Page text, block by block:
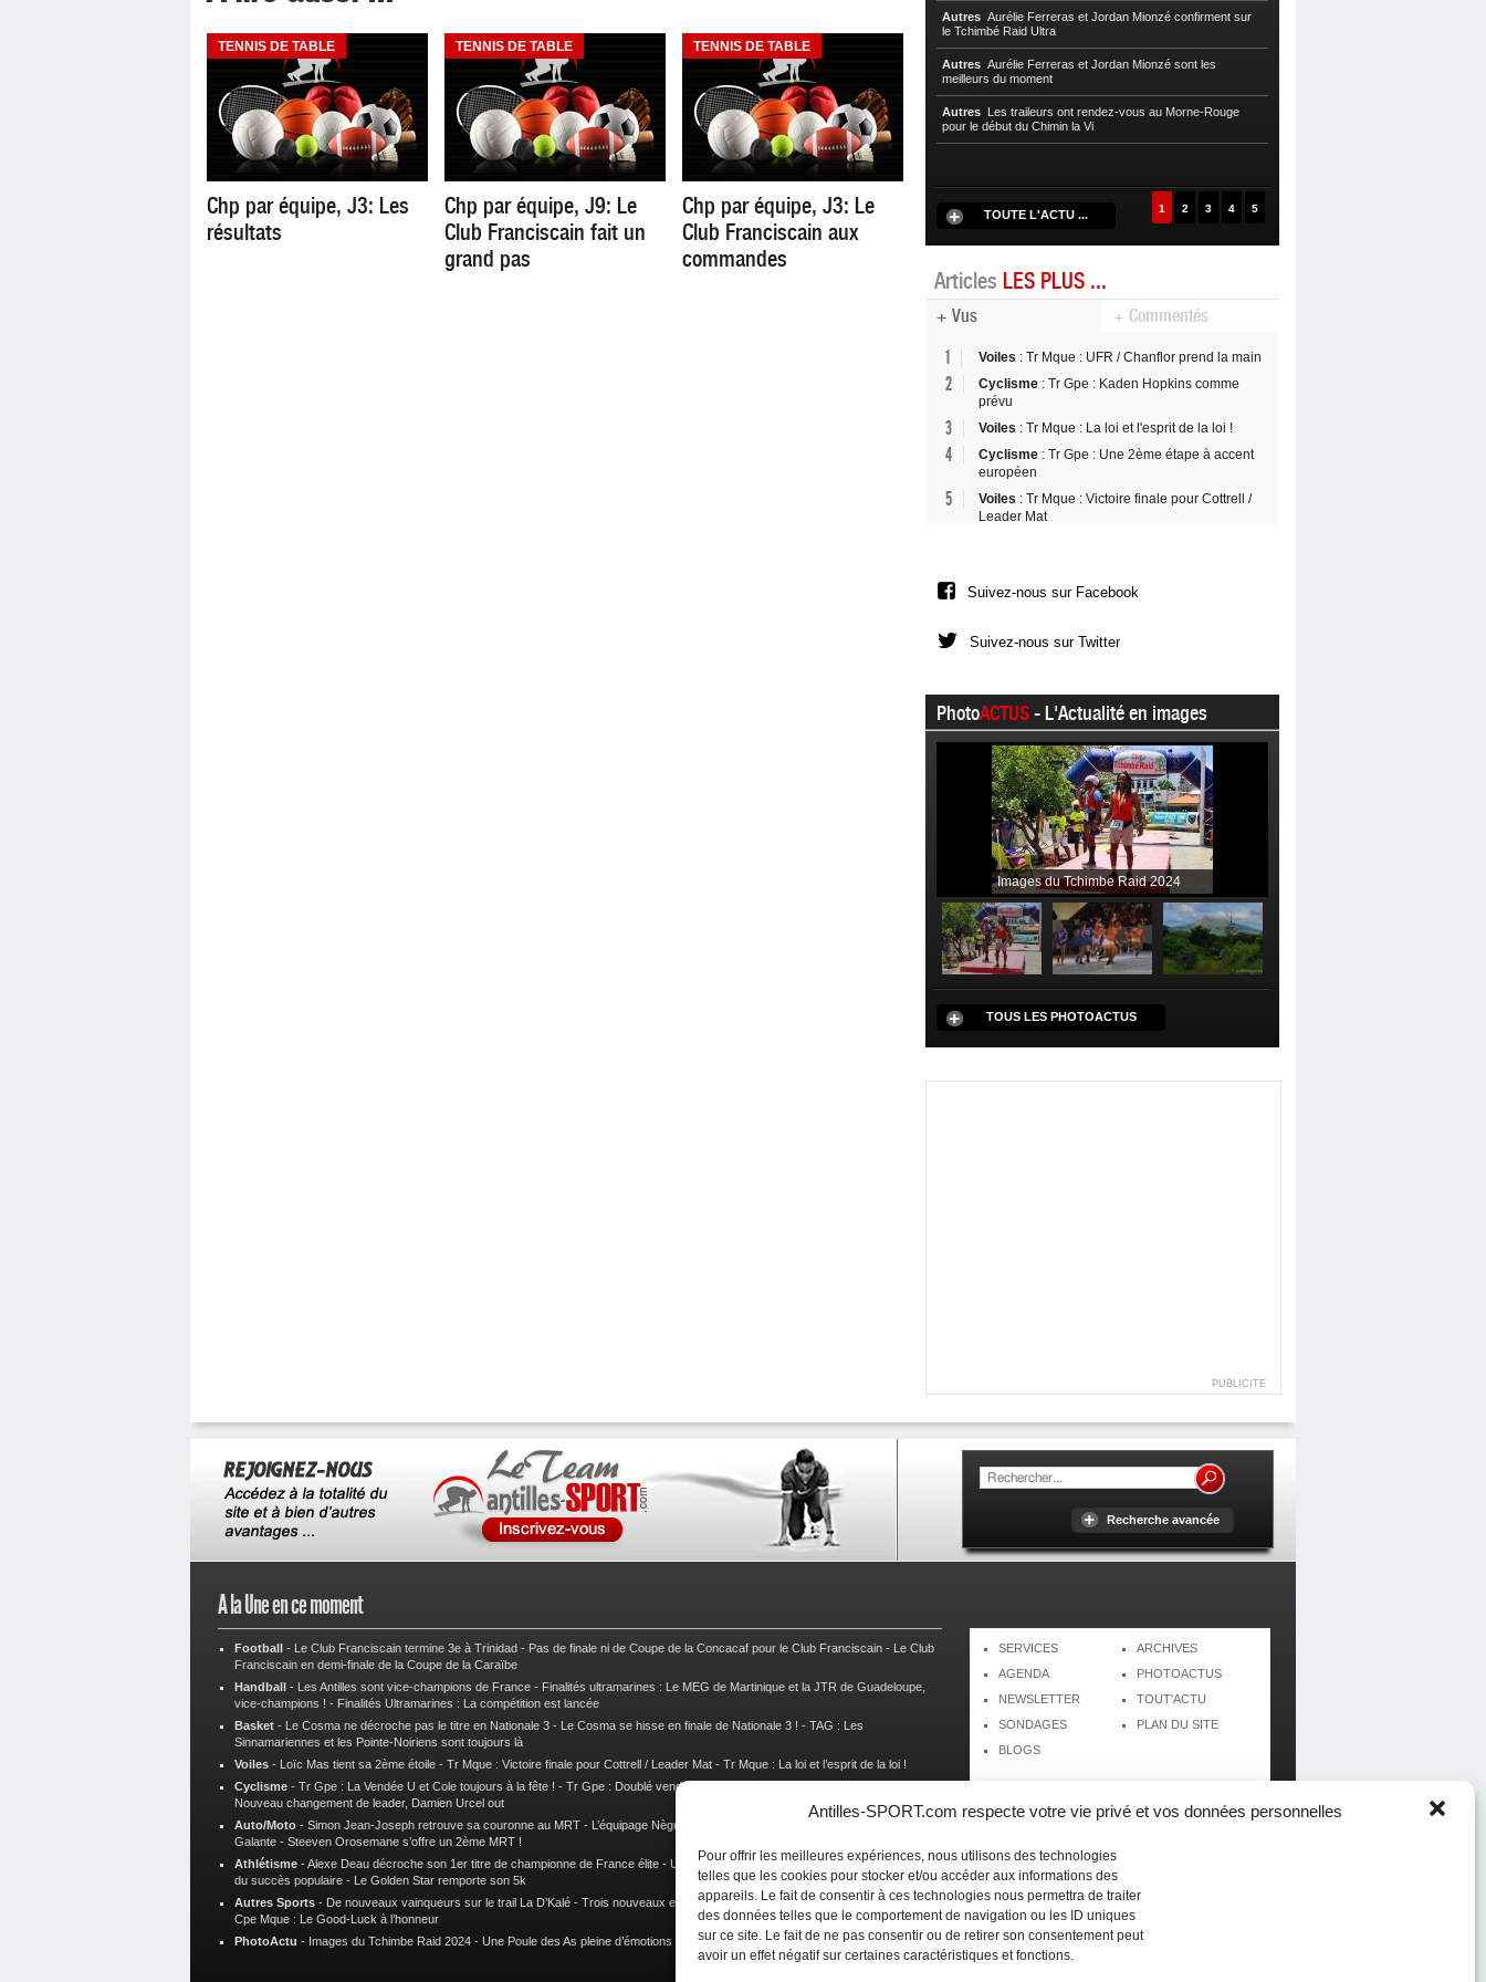
Antilles-SPORT.com respecte votre vie privé et vos données personnelles
Pour offrir les meilleures expériences, nous utilisons des technologies
telles que les cookies pour stocker et/ou accéder aux informations des
appareils. Le fait de consentir à ces technologies nous permettra de traiter
des données telles que le comportement de navigation ou les ID uniques
sur ce site. Le fait de ne pas consentir ou de retirer son consentement peut
avoir un effet négatif sur certaines caractéristiques et fonctions.
TENNIS DE TABLE
Chp par équipe, J3: Les
résultats
TENNIS DE TABLE
Chp par équipe, J9: Le
Club Franciscain fait un
grand pas
TENNIS DE TABLE
Chp par équipe, J3: Le
Club Franciscain aux
commandes
Autres Aurélie Ferreras et Jordan Mionzé confirment sur
le Tchimbé Raid Ultra
Autres Aurélie Ferreras et Jordan Mionzé sont les
meilleurs du moment
Autres Les traileurs ont rendez-vous au Morne-Rouge
pour le début du Chimin la Vi
TOUTE L'ACTU ... 1 2 3 4 5
Articles LES PLUS ...
+ Vus + Commentés
1 Voiles : Tr Mque : UFR / Chanflor prend la main
2 Cyclisme : Tr Gpe : Kaden Hopkins comme
prévu
3 Voiles : Tr Mque : La loi et l'esprit de la loi !
4 Cyclisme : Tr Gpe : Une 2ème étape à accent
européen
5 Voiles : Tr Mque : Victoire finale pour Cottrell /
Leader Mat
Suivez-nous sur Facebook
Suivez-nous sur Twitter
PhotoACTUS- L'Actualité en images
Images du Tchimbe Raid 2024
TOUS LES PHOTOACTUS
PUBLICITE
Recherche avancée
A la Une en ce moment
Football - Le Club Franciscain termine 3e à Trinidad - Pas de finale ni de Coupe de la Concacaf pour le Club Franciscain - Le Club
Franciscain en demi-finale de la Coupe de la Caraïbe
Handball - Les Antilles sont vice-champions de France - Finalités ultramarines : Le MEG de Martinique et la JTR de Guadeloupe,
vice-champions ! - Finalités Ultramarines : La compétition est lancée
Basket - Le Cosma ne décroche pas le titre en Nationale 3 - Le Cosma se hisse en finale de Nationale 3 ! - TAG : Les
Sinnamariennes et les Pointe-Noiriens sont toujours là
Voiles - Loïc Mas tient sa 2ème étoile - Tr Mque : Victoire finale pour Cottrell / Leader Mat - Tr Mque : La loi et l’esprit de la loi !
Cyclisme - Tr Gpe : La Vendée U et Cole toujours à la fête ! - Tr Gpe : Doublé vendéen sur l’étape des Mamelles
Nouveau changement de leader, Damien Urcel out
Auto/Moto - Simon Jean-Joseph retrouve sa couronne au MRT - L’équipage Nègre – Gérard remporte le 9e rallye du Pays Marie-
Galante - Steeven Orosemane s’offre un 2ème MRT !
Athlétisme -Alexe Deau décroche son 1er titre de championne de France élite - Un semi marathon sous le signe de la chaleur et
du succès populaire - Le Golden Star remporte son 5k
Autres Sports - De nouveaux vainqueurs sur le trail La D’Kalé - Trois nouveaux et un habitué au palmarès du Trail des Trésors-
Cpe Mque : Le Good-Luck à l’honneur
PhotoActu - Images du Tchimbe Raid 2024 - Une Poule des As pleine d’émotions ! Images de la Woulib 113 X-Trem
SERVICES
AGENDA
NEWSLETTER
SONDAGES
BLOGS
ARCHIVES
PHOTOACTUS
TOUT'ACTU
PLAN DU SITE